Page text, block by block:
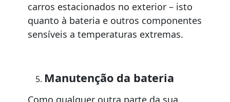
carros estacionados no exterior – isto
quanto à bateria e outros componentes
sensíveis a temperaturas extremas.
Manutenção da bateria